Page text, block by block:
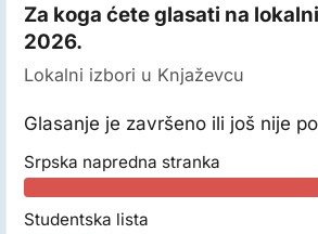
Za koga ćete glasati na
2026.
Lokalni izbori u Knjaževcu
Glasanje je završeno ili još nije
Srpska napredna stranka
Studentska lista